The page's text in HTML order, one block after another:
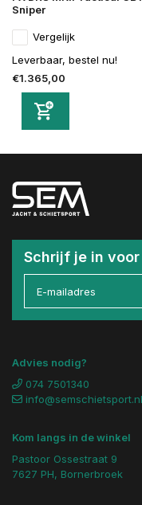
Sniper
Vergelijk
Leverbaar, bestel nu!
€1.365,00
Schrijf je in
Advies nodig?
074 7501340
info@semschietsport.nl
Kom langs in de winkel
Pastoor Ossestraat 9
7627 PH, Bornerbroek